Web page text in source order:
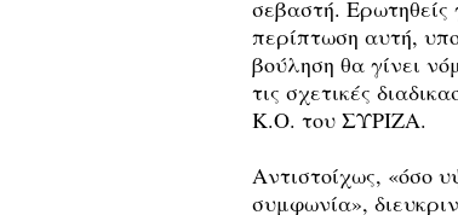
σεβαστή. Ερωτηθείς
περίπτωση αυτή,
βούληση θα γίνει
τις σχετικές
Κ.Ο. του ΣΥΡΙΖΑ.
Αντιστοίχως, «όσο
συμφωνία»,